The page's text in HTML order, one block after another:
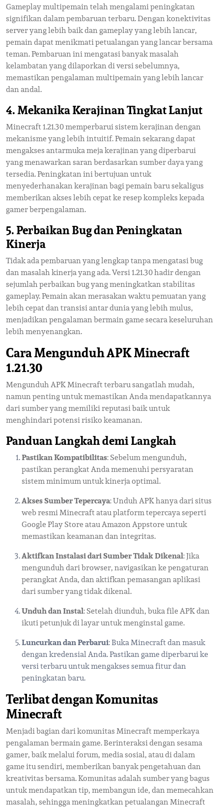
Gameplay multipemain telah mengalami peningkatan
signifikan dalam pembaruan terbaru. Dengan konektivitas
server yang lebih baik dan gameplay yang lebih lancar,
pemain dapat menikmati petualangan yang lancar bersama
teman. Pembaruan ini mengatasi banyak masalah
kelambatan yang dilaporkan di versi sebelumnya,
memastikan pengalaman multipemain yang lebih lancar
dan andal.
4. Mekanika Kerajinan Tingkat Lanjut
Minecraft 1.21.30 memperbarui sistem kerajinan dengan
mekanisme yang lebih intuitif. Pemain sekarang dapat
mengakses antarmuka meja kerajinan yang diperbarui
yang menawarkan saran berdasarkan sumber daya yang
tersedia. Peningkatan ini bertujuan untuk
menyederhanakan kerajinan bagi pemain baru sekaligus
memberikan akses lebih cepat ke resep kompleks kepada
gamer berpengalaman.
5. Perbaikan Bug dan Peningkatan
Kinerja
Tidak ada pembaruan yang lengkap tanpa mengatasi bug
dan masalah kinerja yang ada. Versi 1.21.30 hadir dengan
sejumlah perbaikan bug yang meningkatkan stabilitas
gameplay. Pemain akan merasakan waktu pemuatan yang
lebih cepat dan transisi antar dunia yang lebih mulus,
menjadikan pengalaman bermain game secara keseluruhan
lebih menyenangkan.
Cara Mengunduh APK Minecraft
1.21.30
Mengunduh APK Minecraft terbaru sangatlah mudah,
namun penting untuk memastikan Anda mendapatkannya
dari sumber yang memiliki reputasi baik untuk
menghindari potensi risiko keamanan.
Panduan Langkah demi Langkah
Pastikan Kompatibilitas: Sebelum mengunduh,
pastikan perangkat Anda memenuhi persyaratan
sistem minimum untuk kinerja optimal.
Akses Sumber Tepercaya: Unduh APK hanya dari situs
web resmi Minecraft atau platform tepercaya seperti
Google Play Store atau Amazon Appstore untuk
memastikan keamanan dan integritas.
Aktifkan Instalasi dari Sumber Tidak Dikenal: Jika
mengunduh dari browser, navigasikan ke pengaturan
perangkat Anda, dan aktifkan pemasangan aplikasi
dari sumber yang tidak dikenal.
Unduh dan Instal: Setelah diunduh, buka file APK dan
ikuti petunjuk di layar untuk menginstal game.
Luncurkan dan Perbarui: Buka Minecraft dan masuk
dengan kredensial Anda. Pastikan game diperbarui ke
versi terbaru untuk mengakses semua fitur dan
peningkatan baru.
Terlibat dengan Komunitas
Minecraft
Menjadi bagian dari komunitas Minecraft memperkaya
pengalaman bermain game. Berinteraksi dengan sesama
gamer, baik melalui forum, media sosial, atau di dalam
game itu sendiri, memberikan banyak pengetahuan dan
kreativitas bersama. Komunitas adalah sumber yang bagus
untuk mendapatkan tip, membangun ide, dan memecahkan
masalah, sehingga meningkatkan petualangan Minecraft